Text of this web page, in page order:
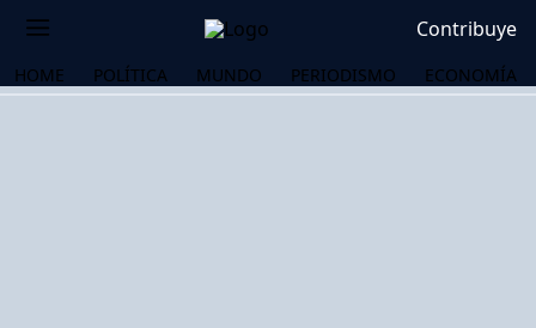
Contribuye
HOME POLÍTICA MUNDO PERIODISMO ECONOMÍA